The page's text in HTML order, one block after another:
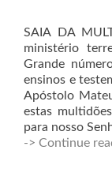
SAIA DA
ministério
Grande
ensinos e
Apóstolo
estas
para nosso
-> Continue